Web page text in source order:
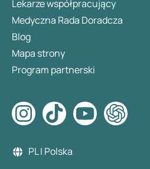
Lekarze współpracujący
Medyczna Rada Doradcza
Blog
Mapa strony
Program partnerski
PL | Polska